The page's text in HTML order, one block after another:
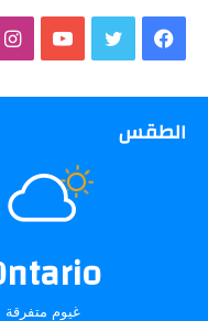
فيسبوك تويتر يوتيوب
الطقس
غيوم متفرقة